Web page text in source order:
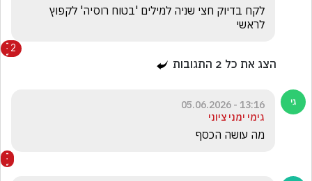
לראשי
2
הצג את כל 2 התגובות
13:16 - 05.06.2026
גימי ימני ציוני
מה עושה הכסף